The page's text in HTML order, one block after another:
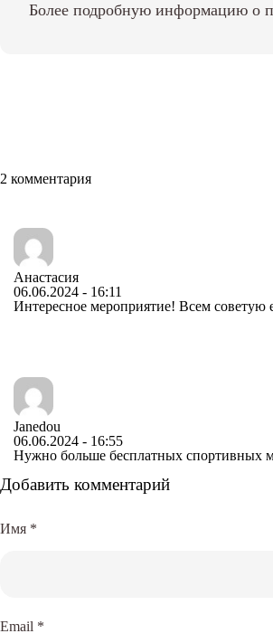
Более подробную информацию о
2 комментария
Анастасия
06.06.2024 - 16:11
Интересное мероприятие! Всем советую
Janedou
06.06.2024 - 16:55
Нужно больше бесплатных спортивных
Добавить комментарий
Имя *
Email *